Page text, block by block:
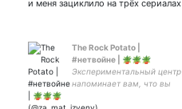
и меня зациклило на трёх сериалах
The Rock Potato |
#нетвойне | 🪴🪴🪴
Экспериментальный центр
напоминает вам, что вы